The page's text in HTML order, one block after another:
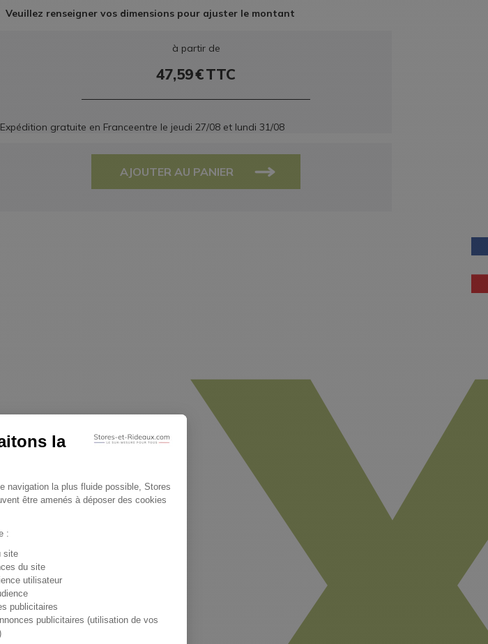
Veuillez renseigner vos dimensions pour ajuster le montant
à partir de
47,59€TTC
Expédition gratuite en Franceentre le jeudi 27/08 et lundi 31/08
AJOUTER AU PANIER